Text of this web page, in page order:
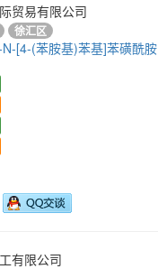
贸易有限公司
徐汇区
[4-(苯胺基)苯基]苯磺酰胺
有限公司